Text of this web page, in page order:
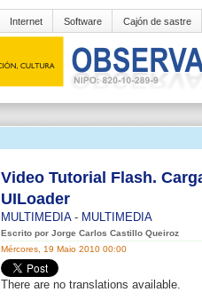
Internet Software Cajón de sastre
Video Tutorial Flash.
UILoader
MULTIMEDIA - MULTIMEDIA
Escrito por Jorge Carlos Castillo Queiroz
Mércores, 19 Maio 2010 00:00
There are no translations available.